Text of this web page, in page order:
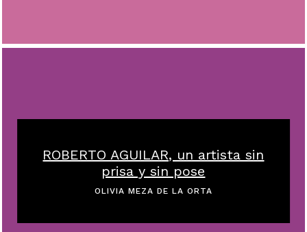
ROBERTO AGUILAR, un artista sin
prisa y sin pose
OLIVIA MEZA DE LA ORTA